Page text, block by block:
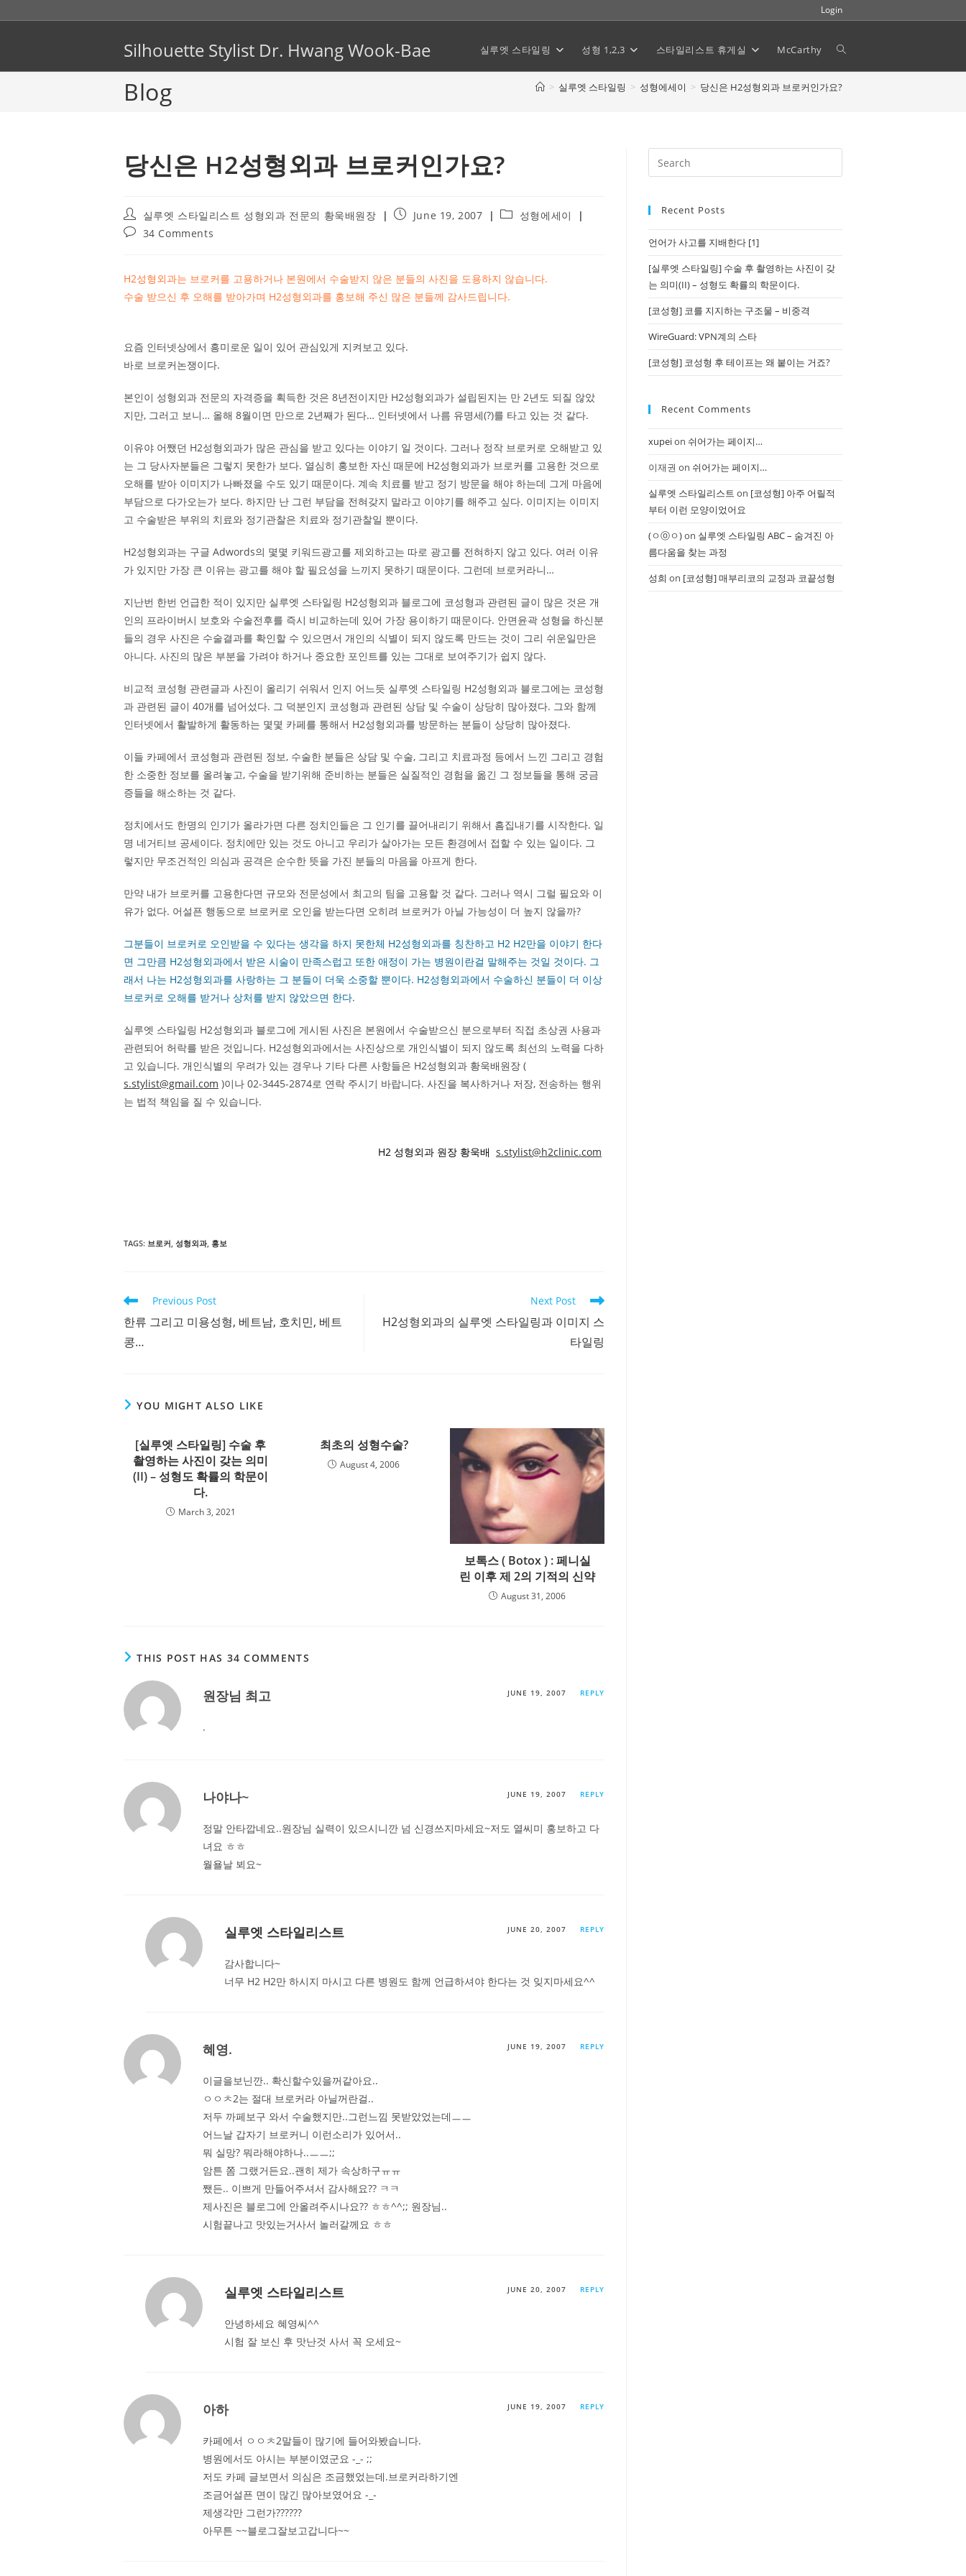
Login
Silhouette Stylist Dr. Hwang Wook-Bae 실루엣 스타일링 성형 1,2,3 스타일리스트 휴게실 McCarthy Toggle
website
Blog > 실루엣 스타일링 > 성형에세이 > 당신은 H2성형외과 브로커인가요?
당신은 H2성형외과 브로커인가요?
Post
author:
실루엣 스타일리스트 성형외과 전문의 황욱배원장
PostJune 19, 2007
Post성형에세이
Post34 Comments
H2성형외과는 브로커를 고용하거나 본원에서 수술받지 않은 분들의 사진을 도용하지 않습니다.
수술 받으신 후 오해를 받아가며 H2성형외과를 홍보해 주신 많은 분들께 감사드립니다.
요즘 인터넷상에서 흥미로운 일이 있어 관심있게 지켜보고 있다.
바로 브로커논쟁이다.
본인이 성형외과 전문의 자격증을 획득한 것은 8년전이지만 H2성형외과가 설립된지는 만 2년도 되질 않았
지만, 그러고 보니… 올해 8월이면 만으로 2년째가 된다… 인터넷에서 나름 유명세(?)를 타고 있는 것 같다.
이유야 어쨌던 H2성형외과가 많은 관심을 받고 있다는 이야기 일 것이다. 그러나 정작 브로커로 오해받고 있
는 그 당사자분들은 그렇지 못한가 보다. 열심히 홍보한 자신 때문에 H2성형외과가 브로커를 고용한 것으로
오해를 받아 이미지가 나빠졌을 수도 있기 때문이다. 계속 치료를 받고 정기 방문을 해야 하는데 그게 마음에
부담으로 다가오는가 보다. 하지만 난 그런 부담을 전혀갖지 말라고 이야기를 해주고 싶다. 이미지는 이미지
고 수술받은 부위의 치료와 정기관찰은 치료와 정기관찰일 뿐이다.
H2성형외과는 구글 Adwords의 몇몇 키워드광고를 제외하고는 따로 광고를 전혀하지 않고 있다. 여러 이유
가 있지만 가장 큰 이유는 광고를 해야 할 필요성을 느끼지 못하기 때문이다. 그런데 브로커라니…
지난번 한번 언급한 적이 있지만 실루엣 스타일링 H2성형외과 블로그에 코성형과 관련된 글이 많은 것은 개
인의 프라이버시 보호와 수술전후를 즉시 비교하는데 있어 가장 용이하기 때문이다. 안면윤곽 성형을 하신분
들의 경우 사진은 수술결과를 확인할 수 있으면서 개인의 식별이 되지 않도록 만드는 것이 그리 쉬운일만은
아니다. 사진의 많은 부분을 가려야 하거나 중요한 포인트를 있는 그대로 보여주기가 쉽지 않다.
비교적 코성형 관련글과 사진이 올리기 쉬워서 인지 어느듯 실루엣 스타일링 H2성형외과 블로그에는 코성형
과 관련된 글이 40개를 넘어섰다. 그 덕분인지 코성형과 관련된 상담 및 수술이 상당히 많아졌다. 그와 함께
인터넷에서 활발하게 활동하는 몇몇 카페를 통해서 H2성형외과를 방문하는 분들이 상당히 많아졌다.
이들 카페에서 코성형과 관련된 정보, 수술한 분들은 상담 및 수술, 그리고 치료과정 등에서 느낀 그리고 경험
한 소중한 정보를 올려놓고, 수술을 받기위해 준비하는 분들은 실질적인 경험을 옮긴 그 정보들을 통해 궁금
증들을 해소하는 것 같다.
정치에서도 한명의 인기가 올라가면 다른 정치인들은 그 인기를 끌어내리기 위해서 흠집내기를 시작한다. 일
명 네거티브 공세이다. 정치에만 있는 것도 아니고 우리가 살아가는 모든 환경에서 접할 수 있는 일이다. 그
렇지만 무조건적인 의심과 공격은 순수한 뜻을 가진 분들의 마음을 아프게 한다.
만약 내가 브로커를 고용한다면 규모와 전문성에서 최고의 팀을 고용할 것 같다. 그러나 역시 그럴 필요와 이
유가 없다. 어설픈 행동으로 브로커로 오인을 받는다면 오히려 브로커가 아닐 가능성이 더 높지 않을까?
그분들이 브로커로 오인받을 수 있다는 생각을 하지 못한체 H2성형외과를 칭찬하고 H2 H2만을 이야기 한다
면 그만큼 H2성형외과에서 받은 시술이 만족스럽고 또한 애정이 가는 병원이란걸 말해주는 것일 것이다. 그
래서 나는 H2성형외과를 사랑하는 그 분들이 더욱 소중할 뿐이다. H2성형외과에서 수술하신 분들이 더 이상
브로커로 오해를 받거나 상처를 받지 않았으면 한다.
실루엣 스타일링 H2성형외과 블로그에 게시된 사진은 본원에서 수술받으신 분으로부터 직접 초상권 사용과
관련되어 허락를 받은 것입니다. H2성형외과에서는 사진상으로 개인식별이 되지 않도록 최선의 노력을 다하
고 있습니다. 개인식별의 우려가 있는 경우나 기타 다른 사항들은 H2성형외과 황욱배원장 (
s.stylist@gmail.com )이나 02-3445-2874로 연락 주시기 바랍니다. 사진을 복사하거나 저장, 전송하는 행위
는 법적 책임을 질 수 있습니다.
H2 성형외과 원장 황욱배 s.stylist@h2clinic.com
TAGS: 브로커, 성형외과, 홍보
Read
articles
Previous Post
한류 그리고 미용성형, 베트남, 호치민, 베트
콩…
Next Post
H2성형외과의 실루엣 스타일링과 이미지 스
타일링
YOU MIGHT ALSO LIKE
[실루엣 스타일링] 수술 후
촬영하는 사진이 갖는 의미
(II) – 성형도 확률의 학문이
다.
March 3, 2021
최초의 성형수술?
August 4, 2006
보톡스 ( Botox ) : 페니실
린 이후 제 2의 기적의 신약
August 31, 2006
THIS POST HAS 34 COMMENTS
원장님 최고 JUNE 19, 2007 REPLY
.
나야나~ JUNE 19, 2007 REPLY
정말 안타깝네요..원장님 실력이 있으시니깐 넘 신경쓰지마세요~저도 열씨미 홍보하고 다
녀요 ㅎㅎ
월욜날 뵈요~
실루엣 스타일리스트 JUNE 20, 2007 REPLY
감사합니다~
너무 H2 H2만 하시지 마시고 다른 병원도 함께 언급하셔야 한다는 것 잊지마세요^^
혜영. JUNE 19, 2007 REPLY
이글을보닌깐.. 확신할수있을꺼같아요..
ㅇㅇㅊ2는 절대 브로커라 아닐꺼란걸..
저두 까페보구 와서 수술했지만..그런느낌 못받았었는데ㅡㅡ
어느날 갑자기 브로커니 이런소리가 있어서..
뭐 실망? 뭐라해야하나..ㅡㅡ;;
암튼 쫌 그랬거든요..괜히 제가 속상하구ㅠㅠ
쨌든.. 이쁘게 만들어주셔서 감사해요?? ㅋㅋ
제사진은 블로그에 안올려주시나요?? ㅎㅎ^^;; 원장님..
시험끝나고 맛있는거사서 놀러갈께요 ㅎㅎ
실루엣 스타일리스트 JUNE 20, 2007 REPLY
안녕하세요 혜영씨^^
시험 잘 보신 후 맛난것 사서 꼭 오세요~
아하 JUNE 19, 2007 REPLY
카페에서 ㅇㅇㅊ2말들이 많기에 들어와봤습니다.
병원에서도 아시는 부분이였군요 -_- ;;
저도 카페 글보면서 의심은 조금했었는데.브로커라하기엔
조금어설픈 면이 많긴 많아보였어요 -_-
제생각만 그런가??????
아무튼 ~~블로그잘보고갑니다~~
Recent Posts
언어가 사고를 지배한다 [1]
[실루엣 스타일링] 수술 후 촬영하는 사진이 갖
는 의미(II) – 성형도 확률의 학문이다.
[코성형] 코를 지지하는 구조물 – 비중격
WireGuard: VPN계의 스타
[코성형] 코성형 후 테이프는 왜 붙이는 거죠?
Recent Comments
xupeion 쉬어가는 페이지…
이재권 on 쉬어가는 페이지…
실루엣 스타일리스트 on [코성형] 아주 어릴적
부터 이런 모양이었어요
(ㅇⓞㅇ)on 실루엣 스타일링 ABC – 숨겨진 아
름다움을 찾는 과정
성희 on [코성형] 매부리코의 교정과 코끝성형